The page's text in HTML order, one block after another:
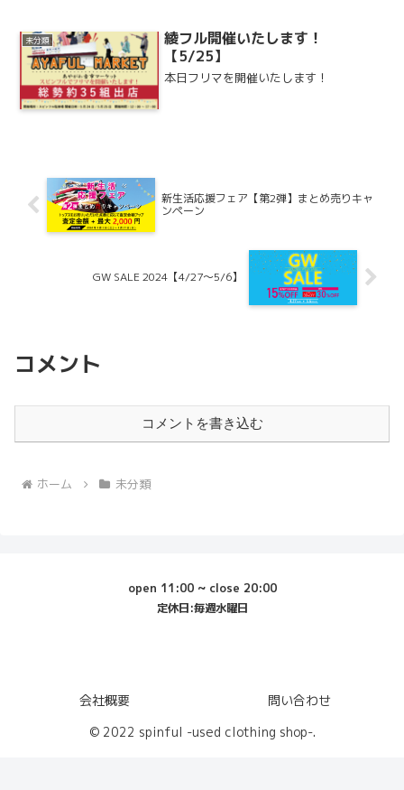
アブランドをお売りいただくと、査定金
額から30％アップ...
未分類
綾フル開催いたします！
【5/25】
本日フリマを開催いたします！
新生活応援フェア【第2弾】まとめ売りキャ
ンペーン
GW SALE 2024【4/27～5/6】
コメント
コメントを書き込む
ホーム 未分類
open 11:00 ~ close 20:00
定休日:毎週水曜日
会社概要
問い合わせ
© 2022 spinful -used clothing shop-.